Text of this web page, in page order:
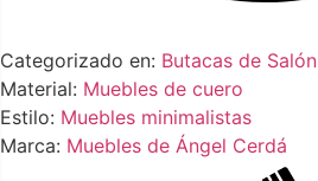
Categorizado en: Butacas de Salón
Material: Muebles de cuero
Estilo: Muebles minimalistas
Marca: Muebles de Ángel Cerdá